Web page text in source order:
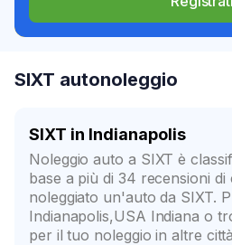
SIXT autonoleggio
SIXT in Indianapolis
Noleggio auto a SIXT è
base a più di 34 recensioni
noleggiato un'auto da SIXT.
Indianapolis,USA Indiana o
per il tuo noleggio in altre